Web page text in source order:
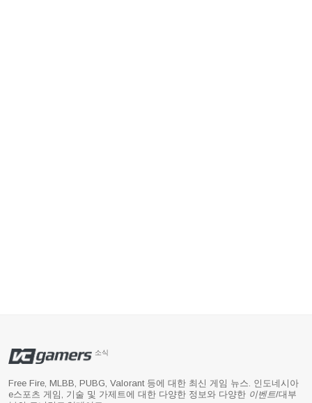
소식
Free Fire, MLBB, PUBG, Valorant 등에 대한 최신 게임 뉴스. 인도네시아
e스포츠 게임, 기술 및 가제트에 대한 다양한 정보와 다양한 이벤트/대부